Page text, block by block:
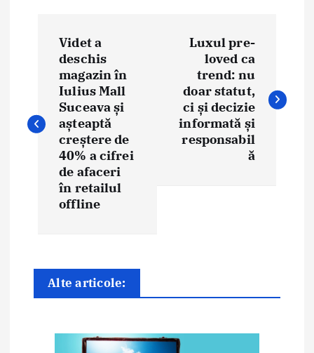
i
g
a
Videt a
deschis
magazin în
Iulius Mall
Suceava și
așteaptă
creștere de
40% a cifrei
de afaceri
în retailul
offline
Luxul pre-
loved ca
trend: nu
doar statut,
ci și decizie
informată și
responsabil
ă
Alte articole: